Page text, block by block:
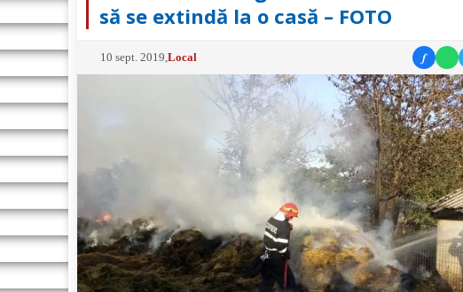
să se extindă la o casă – FOTO
10 sept. 2019 ,Local f